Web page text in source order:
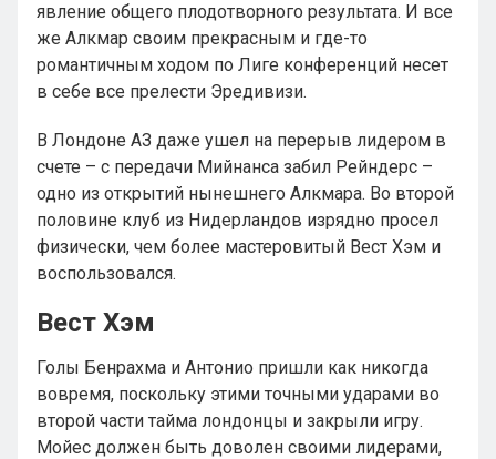
явление общего плодотворного результата. И все
же Алкмар своим прекрасным и где-то
романтичным ходом по Лиге конференций несет
в себе все прелести Эредивизи.
В Лондоне АЗ даже ушел на перерыв лидером в
счете – с передачи Мийнанса забил Рейндерс –
одно из открытий нынешнего Алкмара. Во второй
половине клуб из Нидерландов изрядно просел
физически, чем более мастеровитый Вест Хэм и
воспользовался.
Вест Хэм
Голы Бенрахма и Антонио пришли как никогда
вовремя, поскольку этими точными ударами во
второй части тайма лондонцы и закрыли игру.
Мойес должен быть доволен своими лидерами,